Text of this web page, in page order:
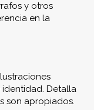
y otros
en la
Detalla
son apropiados.